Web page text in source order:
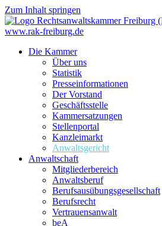
Zum Inhalt springen
Die Kammer
Über uns
Statistik
Presseinformationen
Der Vorstand
Geschäftsstelle
Kammersatzungen
Stellenportal
Kanzleimarkt
Anwaltsgericht
Anwaltschaft
Mitgliederbereich
Anwaltsberuf
Berufsausübungs­gesellschaft
Berufsrecht
Vertrauensanwalt
beA